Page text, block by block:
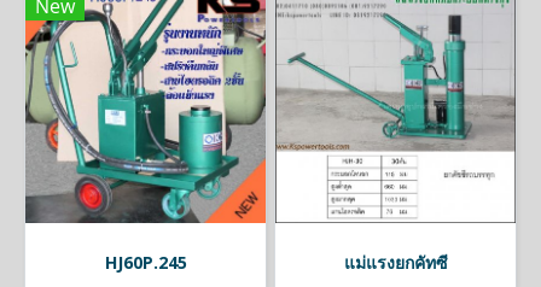
New
HJ60P.245 แม่แรงยกคัทซี